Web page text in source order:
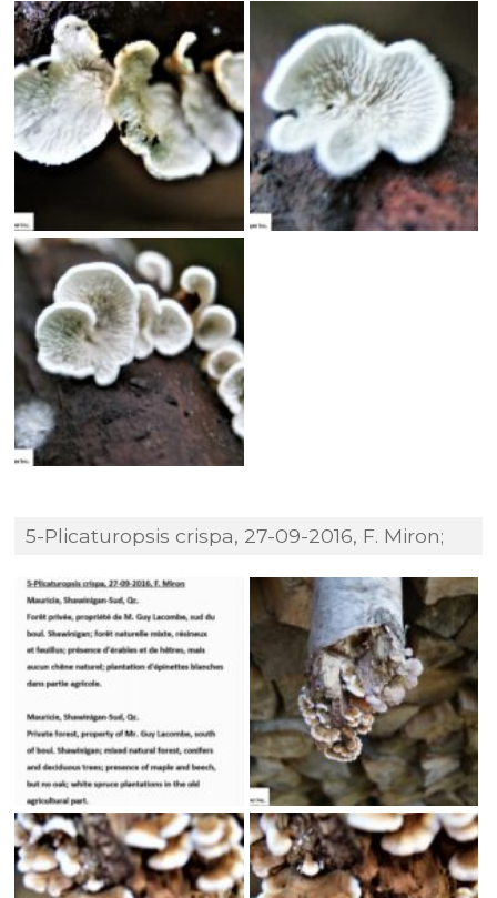
5-Plicaturopsis crispa, 27-09-2016, F. Miron;